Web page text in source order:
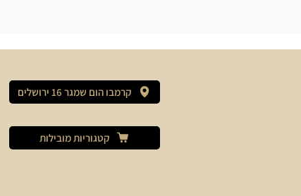
קרמבו הום שמגר 16 ירושלים
קטגוריות מובילות